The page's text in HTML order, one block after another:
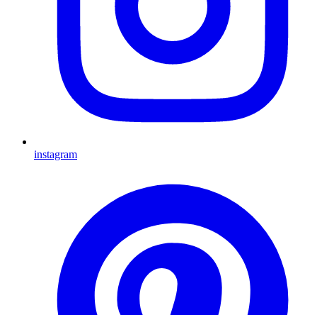
instagram